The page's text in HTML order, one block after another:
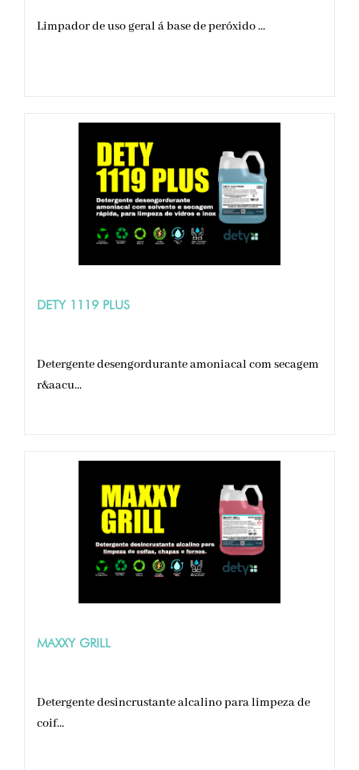
Limpador de uso geral á base de peróxido ...
DETY 1119 PLUS
Detergente desengordurante amoniacal com secagem
r&aacu...
MAXXY GRILL
Detergente desincrustante alcalino para limpeza de
coif...